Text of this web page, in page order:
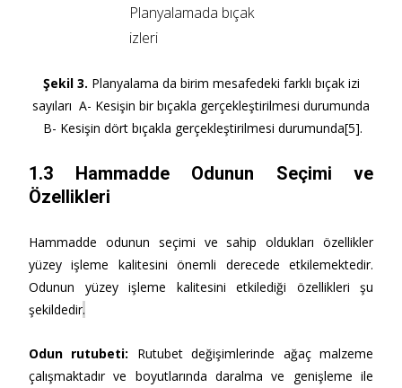
Planyalamada bıçak
izleri
Şekil 3. Planyalama da birim mesafedeki farklı bıçak izi
sayıları A- Kesişin bir bıçakla gerçekleştirilmesi durumunda
B- Kesişin dört bıçakla gerçekleştirilmesi durumunda[5].
1.3 Hammadde Odunun Seçimi ve
Özellikleri
Hammadde odunun seçimi ve sahip oldukları özellikler
yüzey işleme kalitesini önemli derecede etkilemektedir.
Odunun yüzey işleme kalitesini etkilediği özellikleri şu
şekildedir.
Odun rutubeti: Rutubet değişimlerinde ağaç malzeme
çalışmaktadır ve boyutlarında daralma ve genişleme ile